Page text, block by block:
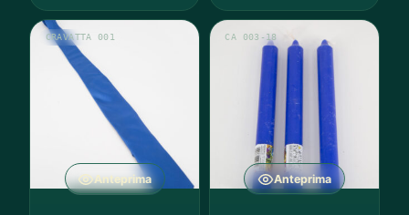
Anteprima
CRAVATTA 001
Anteprima
CA 003-18